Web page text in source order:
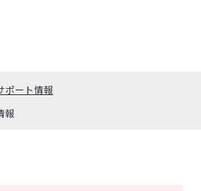
ポート情報
報